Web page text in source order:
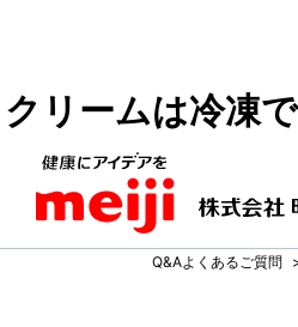
クリームは冷凍
Q&Aよくあるご質問